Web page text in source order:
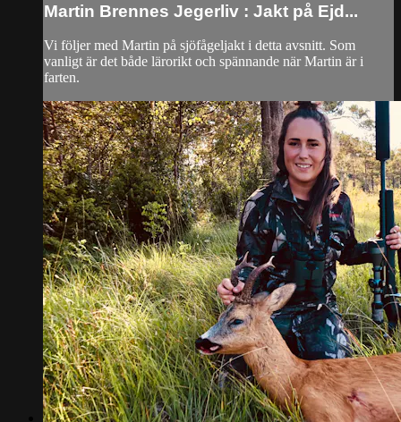
Martin Brennes Jegerliv : Jakt på Ejd...
Vi följer med Martin på sjöfågeljakt i detta avsnitt. Som
vanligt är det både lärorikt och spännande när Martin är i
farten.